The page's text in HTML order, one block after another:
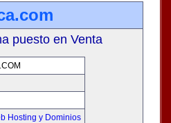
puesto en Venta
Hosting y Dominios